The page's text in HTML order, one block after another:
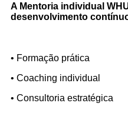
A Mentoria individual
desenvolvimento
• Formação prática
• Coaching individual
• Consultoria estratégica